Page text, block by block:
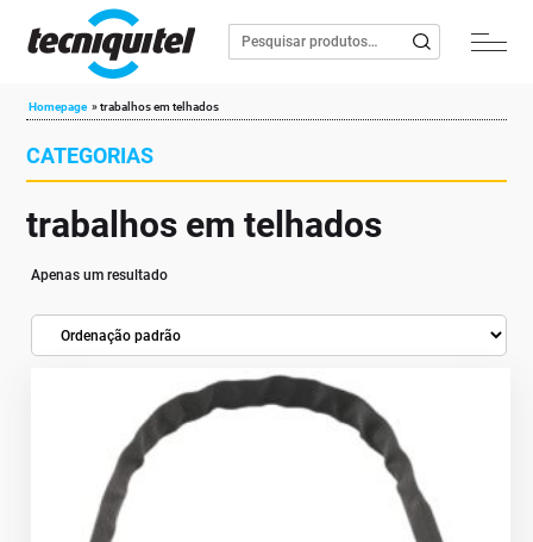
Homepage »trabalhos em telhados
CATEGORIAS
trabalhos em telhados
Apenas um resultado